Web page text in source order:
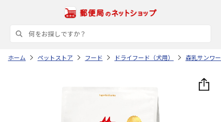
ホーム ペットストア フード ドライフード（犬用） 森乳サンワ